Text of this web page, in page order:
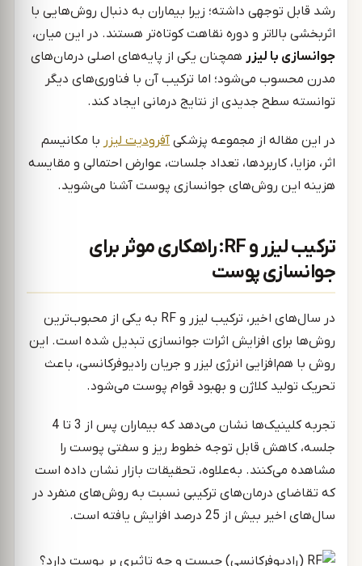
رشد قابل توجهی داشته؛ زیرا بیماران به دنبال روش‌هایی با
اثربخشی بالاتر و دوره نقاهت کوتاه‌تر هستند. در این میان،
جوانسازی با لیزرهمچنان یکی از پایه‌های اصلی درمان‌های
مدرن محسوب می‌شود؛ اما ترکیب آن با فناوری‌های دیگر
توانسته سطح جدیدی از نتایج درمانی ایجاد کند.
در این مقاله از مجموعه پزشکی آفرودیت لیزر با مکانیسم
اثر، مزایا، کاربردها، تعداد جلسات، عوارض احتمالی و مقایسه
هزینه این روش‌های جوانسازی پوست آشنا می‌شوید.
ترکیب لیزر و RF: راهکاری موثر برای
جوانسازی پوست
در سال‌های اخیر، ترکیب لیزر و RF به یکی از محبوب‌ترین
روش‌ها برای افزایش اثرات جوانسازی تبدیل شده است. این
روش با هم‌افزایی انرژی لیزر و جریان رادیوفرکانسی، باعث
تحریک تولید کلاژن و بهبود قوام پوست می‌شود.
تجربه کلینیک‌ها نشان می‌دهد که بیماران پس از 3 تا 4
جلسه، کاهش قابل توجه خطوط ریز و سفتی پوست را
مشاهده می‌کنند. به‌علاوه، تحقیقات بازار نشان داده است
که تقاضای درمان‌های ترکیبی نسبت به روش‌های منفرد در
سال‌های اخیر بیش از 25 درصد افزایش یافته است.